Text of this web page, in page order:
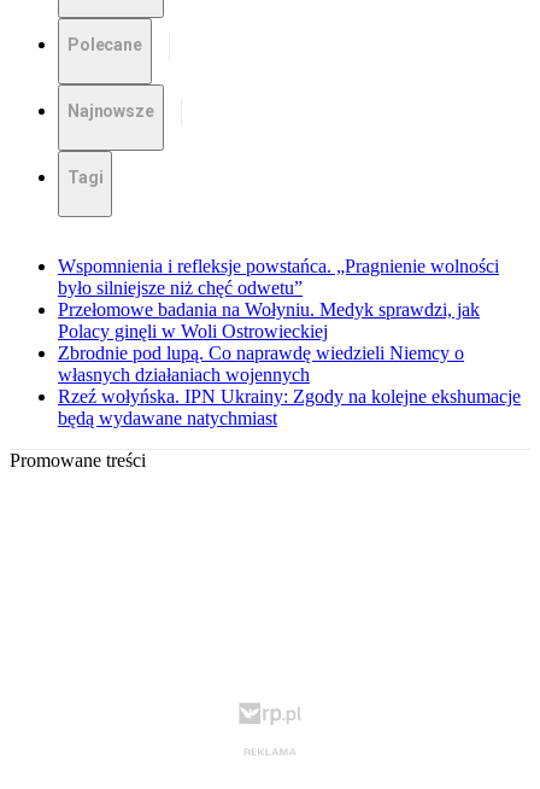
Polecane
Najnowsze
Tagi
Wspomnienia i refleksje powstańca. „Pragnienie wolności
było silniejsze niż chęć odwetu”
Przełomowe badania na Wołyniu. Medyk sprawdzi, jak
Polacy ginęli w Woli Ostrowieckiej
Zbrodnie pod lupą. Co naprawdę wiedzieli Niemcy o
własnych działaniach wojennych
Rzeź wołyńska. IPN Ukrainy: Zgody na kolejne ekshumacje
będą wydawane natychmiast
Promowane treści